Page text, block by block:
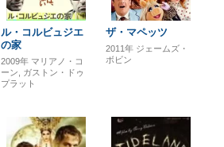
ル・コルビュジエ
の家
2009年 マリアノ・コ
ーン
ガストン・ドゥ
プラット
ザ・マペッツ
2011年 ジェームズ・
ボビン